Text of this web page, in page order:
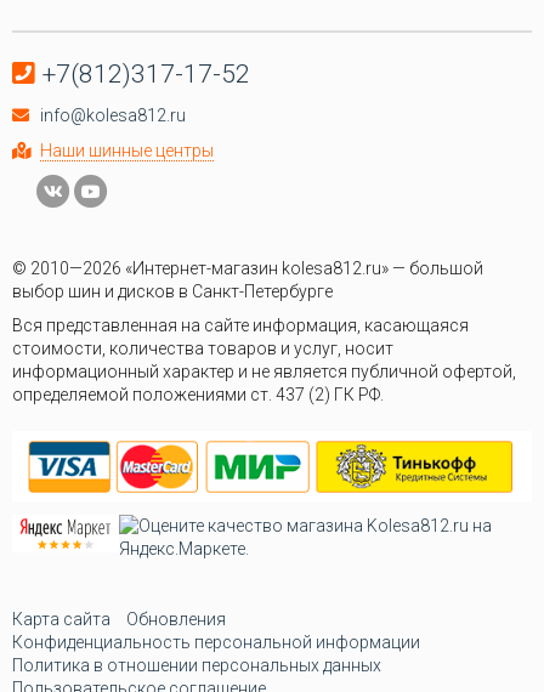
+7(812)317-17-52
info@kolesa812.ru
Наши шинные центры
© 2010—2026 «Интернет-магазин kolesa812.ru» — большой
выбор шин и дисков в Санкт-Петербурге
Вся представленная на сайте информация, касающаяся
стоимости, количества товаров и услуг, носит
информационный характер и не является публичной офертой,
определяемой положениями ст. 437 (2) ГК РФ.
Карта сайта
Обновления
Конфиденциальность персональной информации
Политика в отношении персональных данных